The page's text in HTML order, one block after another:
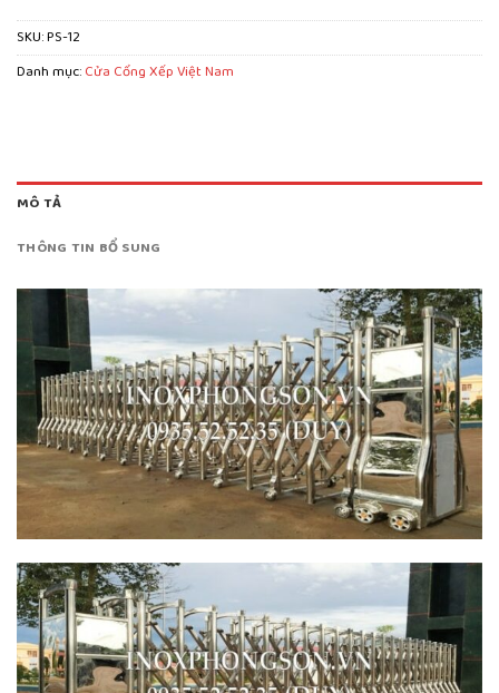
SKU:PS-12
Danh mục:Cửa Cổng Xếp Việt Nam
MÔ TẢ
THÔNG TIN BỔ SUNG